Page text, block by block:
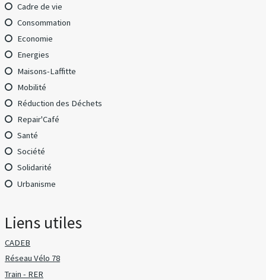
Cadre de vie
Consommation
Economie
Energies
Maisons-Laffitte
Mobilité
Réduction des Déchets
Repair'Café
Santé
Société
Solidarité
Urbanisme
Liens utiles
CADEB
Réseau Vélo 78
Train - RER